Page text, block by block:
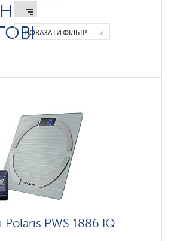
ПОКАЗАТИ ФІЛЬТР
Polaris PWS 1886 IQ